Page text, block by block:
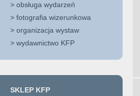
> obsługa wydarzeń
> fotografia wizerunkowa
> organizacja wystaw
> wydawnictwo KFP
SKLEP KFP